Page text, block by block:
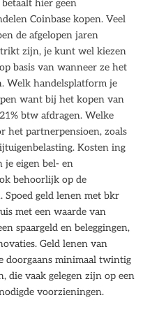
hier geen
Coinbase kopen. Veel
de afgelopen jaren
zijn, je kunt wel kiezen
basis van wanneer ze het
Welk handelsplatform je
want bij het kopen van
btw afdragen. Welke
het partnerpensioen, zoals
Kosten ing
je eigen bel- en
behoorlijk op de
Spoed geld lenen met bkr
met een waarde van
spaargeld en beleggingen,
Geld lenen van
doorgaans minimaal twintig
die vaak gelegen zijn op een
voorzieningen.